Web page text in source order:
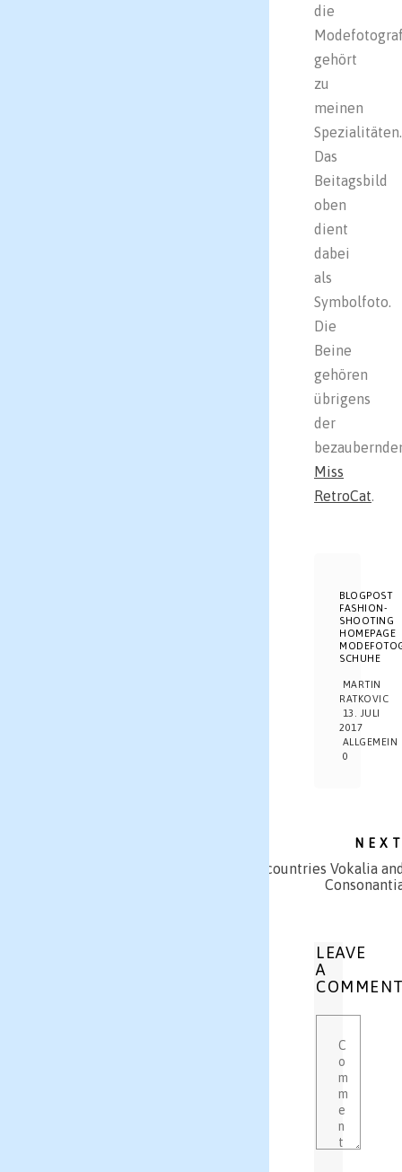
die
gehört
zu
meinen
Spezialitäten.
Das
Beitagsbild
oben
dient
dabei
als
Symbolfoto.
Die
Beine
gehören
übrigens
der
Miss
RetroCat.
BLOGPOST
FASHION-
SHOOTING
HOMEPAGE
SCHUHE
MARTIN
RATKOVIC
13. JULI
2017
ALLGEMEIN
0
From the countries Vokalia
LEAVE
A